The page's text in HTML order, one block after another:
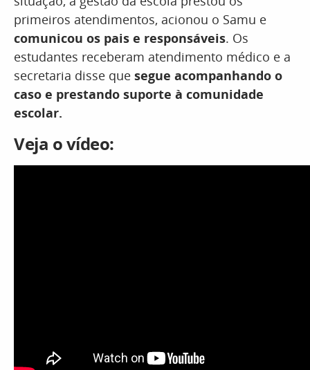
primeiros atendimentos, acionou o Samu e
comunicou os pais e responsáveis. Os
estudantes receberam atendimento médico e a
secretaria disse que segue acompanhando o
caso e prestando suporte à comunidade
escolar.
Veja o vídeo: